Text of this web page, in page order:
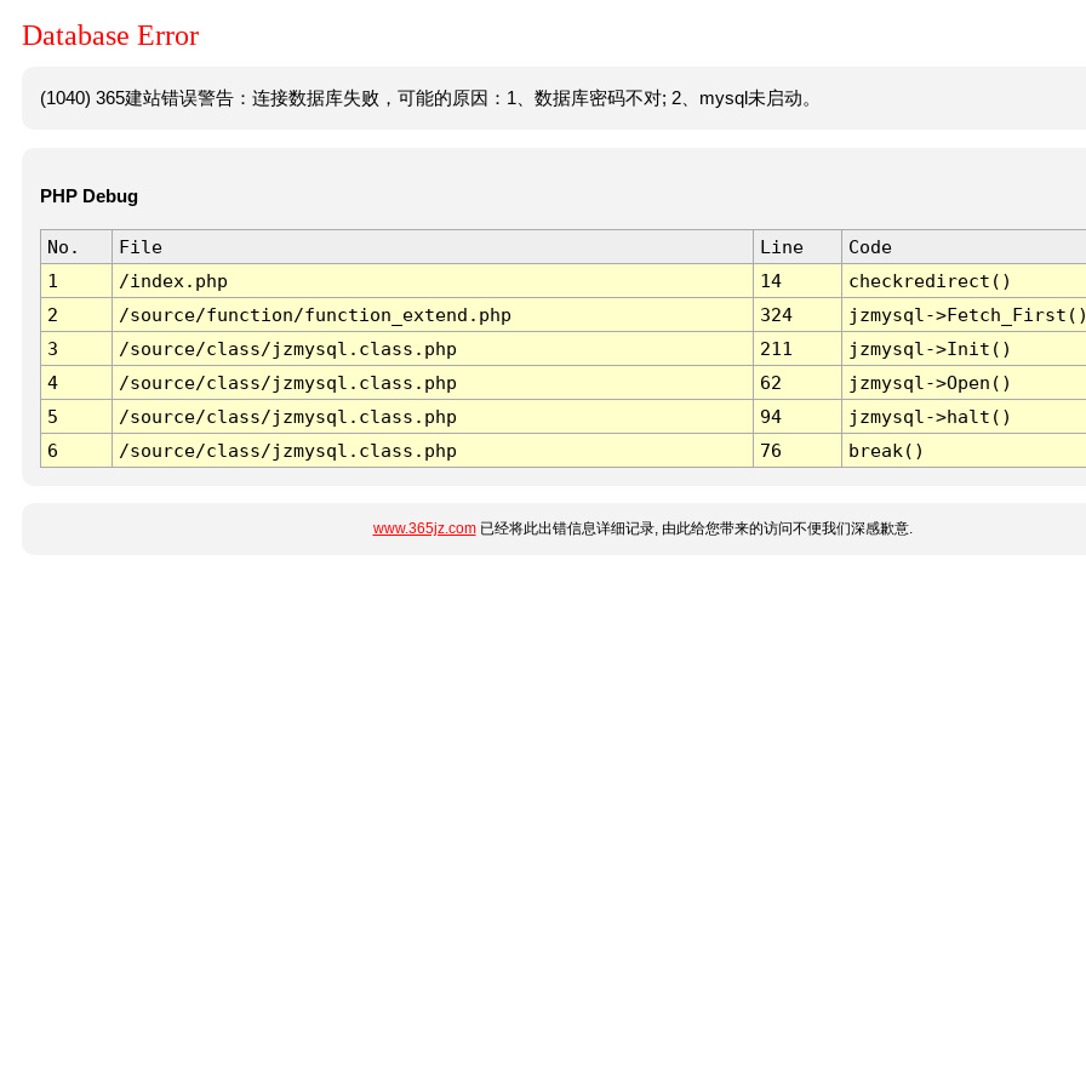
Database Error
(1040) 365建站错误警告：连接数据库失败，可能的原因：1、数据库密码不对; 2、mysql未启动。
PHP Debug
No. File Line
Code
1
/index.php 14
checkredirect()
2
/source/function/function_extend.php 324
jzmysql-
3
/source/class/jzmysql.class.php 211
jzmysql->Init()
4
/source/class/jzmysql.class.php 62
jzmysql->Open()
5
/source/class/jzmysql.class.php 94
jzmysql->halt()
6
/source/class/jzmysql.class.php 76 break()
www.365jz.com已经将此出错信息详细记录, 由此给您带来的访问不便我们深感歉意.